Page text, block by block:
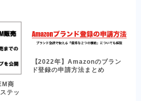
商
テッ
【2022年】Amazonのブラン
ド登録の申請方法まとめ